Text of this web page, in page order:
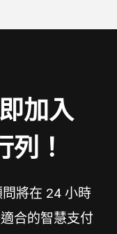
加入
列！
將在 24 小時
合的智慧支付